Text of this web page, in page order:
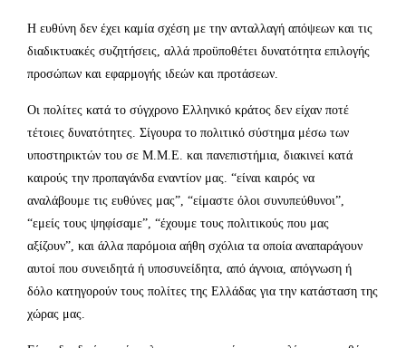
Η ευθύνη δεν έχει καμία σχέση με την ανταλλαγή απόψεων και τις
διαδικτυακές συζητήσεις, αλλά προϋποθέτει δυνατότητα επιλογής
προσώπων και εφαρμογής ιδεών και προτάσεων.
Οι πολίτες κατά το σύγχρονο Ελληνικό κράτος δεν είχαν ποτέ
τέτοιες δυνατότητες. Σίγουρα το πολιτικό σύστημα μέσω των
υποστηρικτών του σε Μ.Μ.Ε. και πανεπιστήμια, διακινεί κατά
καιρούς την προπαγάνδα εναντίον μας. “είναι καιρός να
αναλάβουμε τις ευθύνες μας”, “είμαστε όλοι συνυπεύθυνοι”,
“εμείς τους ψηφίσαμε”, “έχουμε τους πολιτικούς που μας
αξίζουν”, και άλλα παρόμοια αήθη σχόλια τα οποία αναπαράγουν
αυτοί που συνειδητά ή υποσυνείδητα, από άγνοια, απόγνωση ή
δόλο κατηγορούν τους πολίτες της Ελλάδας για την κατάσταση της
χώρας μας.